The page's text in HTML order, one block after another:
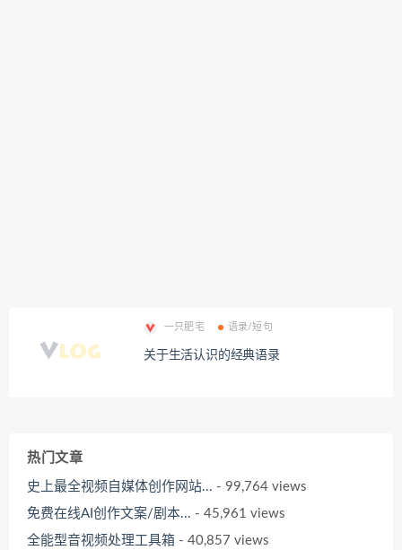
一只肥宅 语录/短句
关于生活认识的经典语录
热门文章
史上最全视频自媒体创作网站... - 99,764 views
免费在线AI创作文案/剧本... - 45,961 views
全能型音视频处理工具箱 - 40,857 views